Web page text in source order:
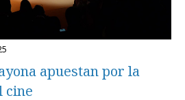
apuestan por la
cine